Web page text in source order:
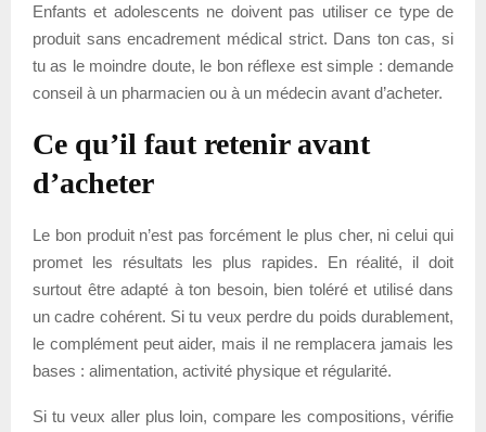
Enfants et adolescents ne doivent pas utiliser ce type de
produit sans encadrement médical strict. Dans ton cas, si
tu as le moindre doute, le bon réflexe est simple : demande
conseil à un pharmacien ou à un médecin avant d’acheter.
Ce qu’il faut retenir avant
d’acheter
Le bon produit n’est pas forcément le plus cher, ni celui qui
promet les résultats les plus rapides. En réalité, il doit
surtout être adapté à ton besoin, bien toléré et utilisé dans
un cadre cohérent. Si tu veux perdre du poids durablement,
le complément peut aider, mais il ne remplacera jamais les
bases : alimentation, activité physique et régularité.
Si tu veux aller plus loin, compare les compositions, vérifie